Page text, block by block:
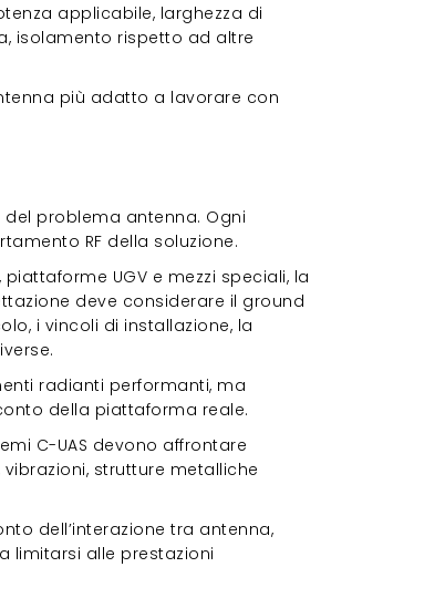
applicabile, larghezza di
isolamento rispetto ad altre
più adatto a lavorare con
problema antenna. Ogni
RF della soluzione.
UGV e mezzi speciali, la
deve considerare il ground
i vincoli di installazione, la
radianti performanti, ma
della piattaforma reale.
C-UAS devono affrontare
strutture metalliche
dell’interazione tra antenna,
limitarsi alle prestazioni